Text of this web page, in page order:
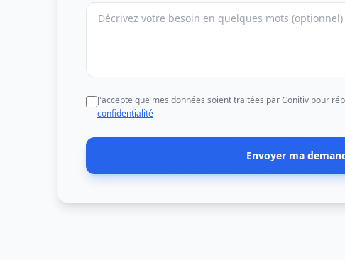
Message
J'accepte que mes données soient traitées par Conitiv pour
confidentialité
Envoyer ma